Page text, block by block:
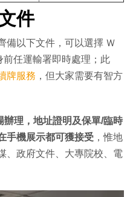
件
備以下文件，可以選擇 Ｗ
前任運輸署即時處理；此
牌服務 ，但大家需要有智方
辦理，地址證明及保單/臨時
手機展示都可獲接受 ，惟地
、政府文件、大專院校、電